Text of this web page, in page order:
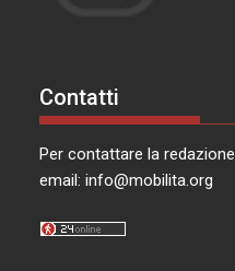
Contatti
Per contattare la redazione
email:info@mobilita.org